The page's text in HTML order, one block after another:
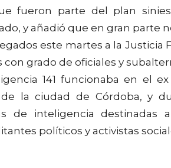
fueron parte del plan
y añadió que en gran parte
este martes a la Justicia
grado de oficiales y
141 funcionaba en el
la ciudad de Córdoba, y
de inteligencia destinadas
políticos y activistas